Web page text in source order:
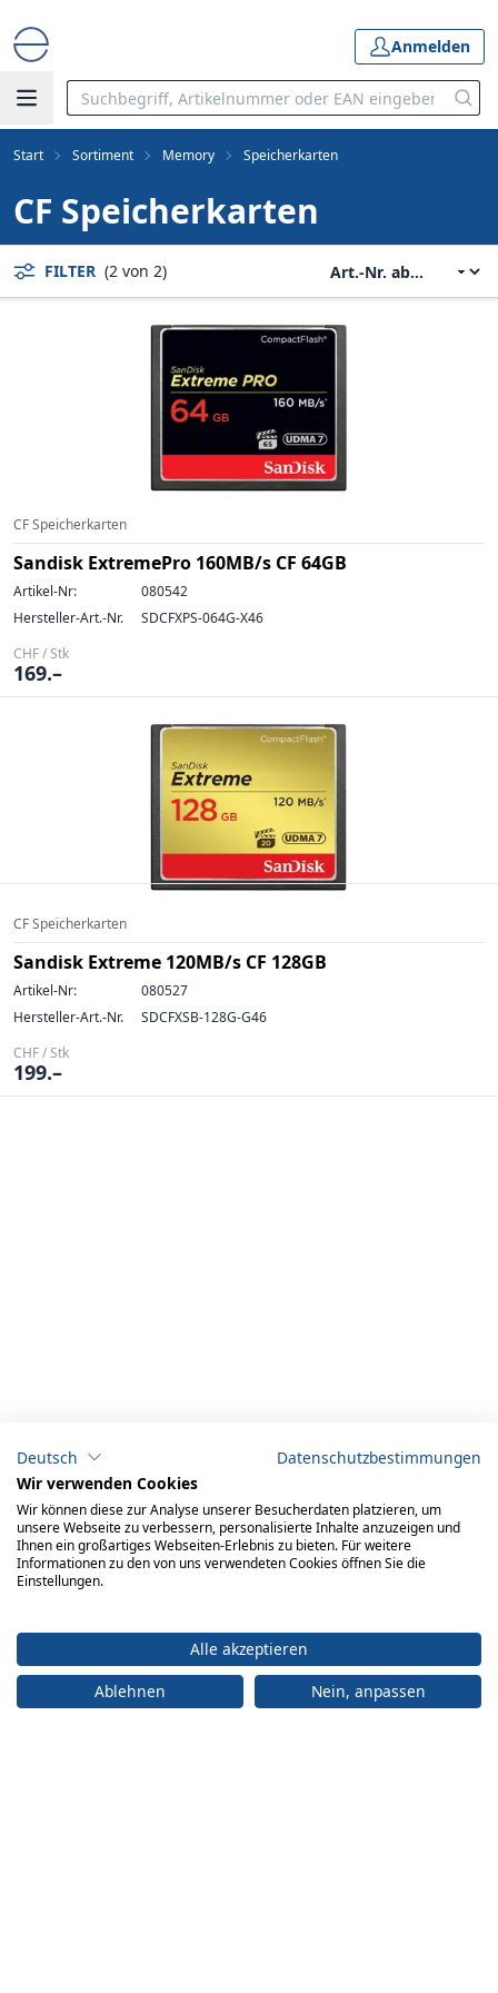
Anmelden
Start Sortiment Memory Speicherkarten
CF Speicherkarten
FILTER (2 von 2)
CF Speicherkarten
Sandisk ExtremePro 160MB/s CF 64GB
Artikel-Nr:
080542
Hersteller-Art.-Nr.
SDCFXPS-064G-X46
CHF / Stk
169.–
CF Speicherkarten
Sandisk Extreme 120MB/s CF 128GB
Artikel-Nr:
080527
Hersteller-Art.-Nr.
SDCFXSB-128G-G46
CHF / Stk
199.–
Deutsch
Datenschutzbestimmungen
Wir verwenden Cookies
Wir können diese zur Analyse unserer Besucherdaten platzieren, um
unsere Webseite zu verbessern, personalisierte Inhalte anzuzeigen und
Ihnen ein großartiges Webseiten-Erlebnis zu bieten. Für weitere
Informationen zu den von uns verwendeten Cookies öffnen Sie die
Einstellungen.
Alle akzeptieren
Ablehnen
Nein, anpassen